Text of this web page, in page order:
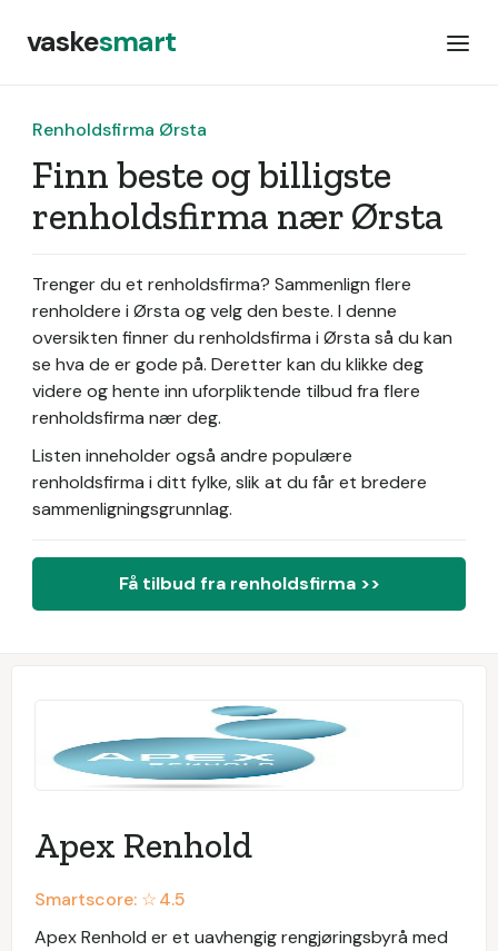
vaskesmart
Renholdsfirma Ørsta
Finn beste og billigste
renholdsfirma nær Ørsta
Trenger du et renholdsfirma? Sammenlign flere
renholdere i Ørsta og velg den beste. I denne
oversikten finner du renholdsfirma i Ørsta så du kan
se hva de er gode på. Deretter kan du klikke deg
videre og hente inn uforpliktende tilbud fra flere
renholdsfirma nær deg.
Listen inneholder også andre populære
renholdsfirma i ditt fylke, slik at du får et bredere
sammenligningsgrunnlag.
Få tilbud fra renholdsfirma >>
Apex Renhold
Smartscore: ☆4.5
Apex Renhold er et uavhengig rengjøringsbyrå med